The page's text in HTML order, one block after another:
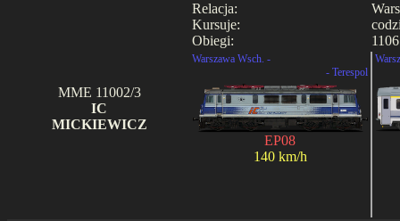
Relacja:
Kursuje:
Obiegi:
MME 11002/3
IC
MICKIEWICZ
Warszawa Wsch. -
- Terespol
EP08
140 km/h